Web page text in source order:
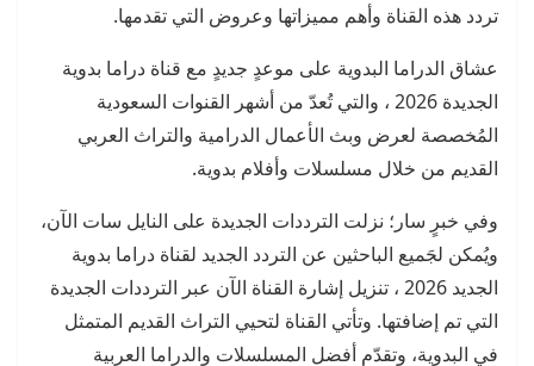
تردد هذه القناة وأهم مميزاتها وعروض التي تقدمها.
عشاق الدراما البدوية على موعدٍ جديدٍ مع قناة دراما بدوية
الجديدة 2026 ، والتي تُعدّ من أشهر القنوات السعودية
المُخصصة لعرض وبث الأعمال الدرامية والتراث العربي
القديم من خلال مسلسلات وأفلام بدوية.
وفي خبرٍ سار؛ نزلت الترددات الجديدة على النايل سات الآن،
ويُمكن لجَميع الباحثين عن التردد الجديد لقناة دراما بدوية
الجديد 2026 ، تنزيل إشارة القناة الآن عبر الترددات الجديدة
التي تم إضافتها. وتأتي القناة لتحيي التراث القديم المتمثل
في البدوية، وتقدّم أفضل المسلسلات والدراما العربية